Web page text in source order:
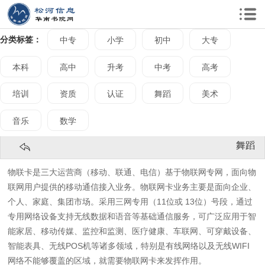
分类标签： 中专 小学 初中 大专
本科 高中 升考 中考 高考
培训 资质 认证 舞蹈 美术
音乐 数学
舞蹈
物联卡是三大运营商（移动、联通、电信）基于物联网专网，面向物
联网用户提供的移动通信接入业务。物联网卡业务主要是面向企业、
个人、家庭、集团市场。采用三网专用（11位或 13位）号段，通过
专用网络设备支持无线数据和语音等基础通信服务，可广泛应用于智
能家居、移动传媒、监控和监测、医疗健康、车联网、可穿戴设备、
智能表具、无线POS机等诸多领域，特别是有线网络以及无线WIFI
网络不能够覆盖的区域，就需要物联网卡来发挥作用。